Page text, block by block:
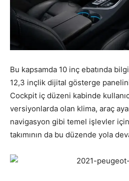
Bu kapsamda 10 inç ebatında
12,3 inçlik dijital gösterge
Cockpit iç düzeni kabinde
versiyonlarda olan klima, araç
navigasyon gibi temel işlevler
takımının da bu düzende yola